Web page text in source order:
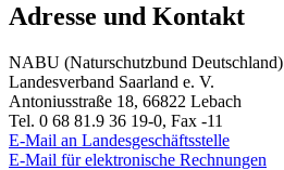
Adresse und Kontakt
NABU (Naturschutzbund Deutschland)
Landesverband Saarland e. V.
Antoniusstraße 18, 66822 Lebach
Tel. 0 68 81.9 36 19-0, Fax -11
E-Mail an Landesgeschäftsstelle
E-Mail für elektronische Rechnungen